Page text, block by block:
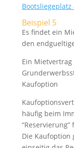
Beispiel 5
Es findet ein
den
Ein
Kaufoption
häufig beim
Die Kaufoption